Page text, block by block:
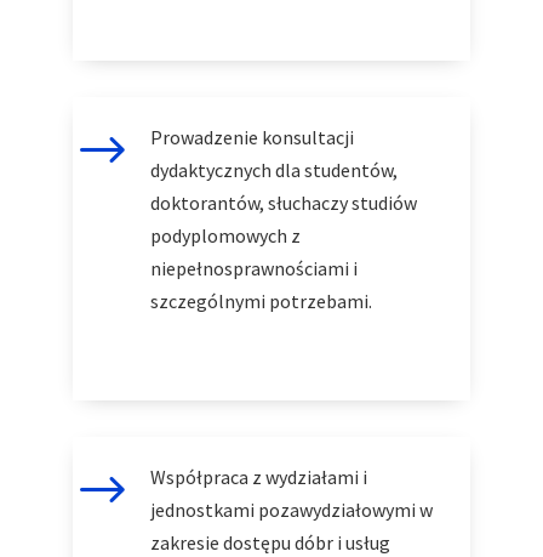
$
Prowadzenie konsultacji
dydaktycznych dla studentów,
doktorantów, słuchaczy studiów
podyplomowych z
niepełnosprawnościami i
szczególnymi potrzebami.
$
Współpraca z wydziałami i
jednostkami pozawydziałowymi w
zakresie dostępu dóbr i usług